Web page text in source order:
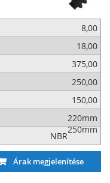
8,00
18,00
375,00
250,00
150,00
220mm
250mm
NBR
Árak megjelenítése